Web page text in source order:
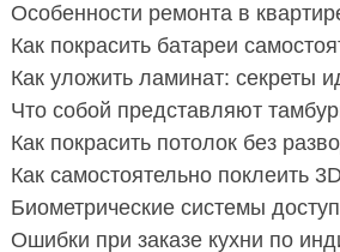
Особенности ремонта в
Как покрасить батареи
Как уложить ламинат: секреты
Что собой представляют
Как покрасить потолок без
Как самостоятельно поклеить
Биометрические системы
Ошибки при заказе кухни по